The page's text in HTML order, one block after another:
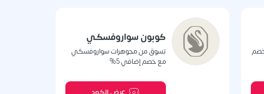
كوبون سواروفسكي
تسوق من مجوهرات سواروفسكي
مع خصم إضافي 5%